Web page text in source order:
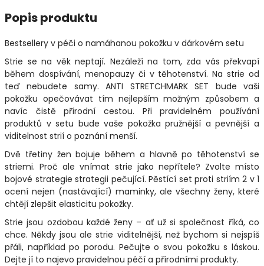
Popis produktu
Bestsellery v péči o namáhanou pokožku v dárkovém setu
Strie se na věk neptají. Nezáleží na tom, zda vás překvapí
během dospívání, menopauzy či v těhotenství. Na strie od
teď nebudete samy. ANTI STRETCHMARK SET bude vaši
pokožku opečovávat tím nejlepším možným způsobem a
navíc čistě přírodní cestou. Při pravidelném používání
produktů v setu bude vaše pokožka pružnější a pevnější a
viditelnost strií o poznání menší.
Dvě třetiny žen bojuje během a hlavně po těhotenství se
striemi. Proč ale vnímat strie jako nepřítele? Zvolte místo
bojové strategie strategii pečující. Pěstící set proti striím 2 v 1
ocení nejen (nastávající) maminky, ale všechny ženy, které
chtějí zlepšit elasticitu pokožky.
Strie jsou ozdobou každé ženy – ať už si společnost říká, co
chce. Někdy jsou ale strie viditelnější, než bychom si nejspíš
přáli, například po porodu. Pečujte o svou pokožku s láskou.
Dejte jí to najevo pravidelnou péčí a přírodními produkty.